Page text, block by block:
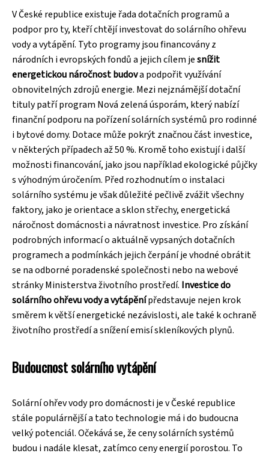
V České republice existuje řada dotačních programů a
podpor pro ty, kteří chtějí investovat do solárního ohřevu
vody a vytápění. Tyto programy jsou financovány z
národních i evropských fondů a jejich cílem jesnížit
energetickou náročnost budova podpořit využívání
obnovitelných zdrojů energie. Mezi nejznámější dotační
tituly patří program Nová zelená úsporám, který nabízí
finanční podporu na pořízení solárních systémů pro rodinné
i bytové domy. Dotace může pokrýt značnou část investice,
v některých případech až 50 %. Kromě toho existují i další
možnosti financování, jako jsou například ekologické půjčky
s výhodným úročením. Před rozhodnutím o instalaci
solárního systému je však důležité pečlivě zvážit všechny
faktory, jako je orientace a sklon střechy, energetická
náročnost domácnosti a návratnost investice. Pro získání
podrobných informací o aktuálně vypsaných dotačních
programech a podmínkách jejich čerpání je vhodné obrátit
se na odborné poradenské společnosti nebo na webové
stránky Ministerstva životního prostředí. Investice do
solárního ohřevu vody a vytápěnípředstavuje nejen krok
směrem k větší energetické nezávislosti, ale také k ochraně
životního prostředí a snížení emisí skleníkových plynů.
Budoucnost solárního vytápění
Solární ohřev vody pro domácnosti je v České republice
stále populárnější a tato technologie má i do budoucna
velký potenciál. Očekává se, že ceny solárních systémů
budou i nadále klesat, zatímco ceny energií porostou. To